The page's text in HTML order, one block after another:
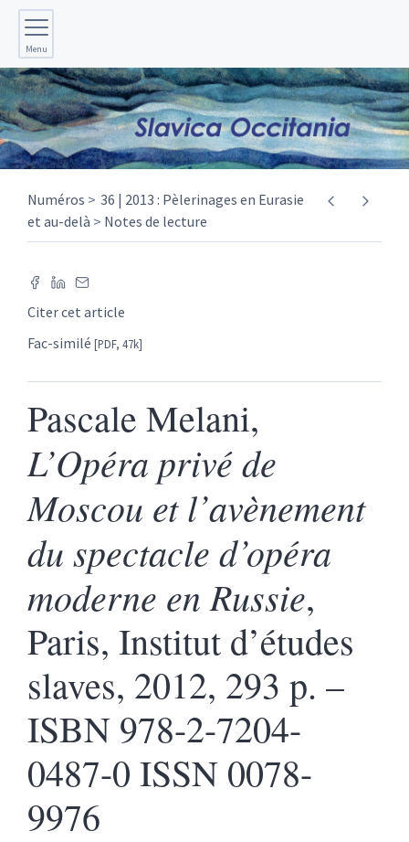
Menu
Numéros
36 | 2013 : Pèlerinages en Eurasie
et au-delà
Notes de lecture
Citer cet article
Fac-similé [PDF, 47k]
Pascale Melani,
L’Opéra privé de
Moscou et l’avènement
du spectacle d’opéra
moderne en Russie,
Paris, Institut d’études
slaves, 2012, 293 p. –
ISBN 978-2-7204-
0487-0 ISSN 0078-
9976